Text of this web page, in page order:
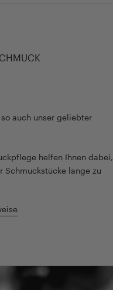
auch unser geliebter
helfen Ihnen dabei,
Schmuckstücke lange zu